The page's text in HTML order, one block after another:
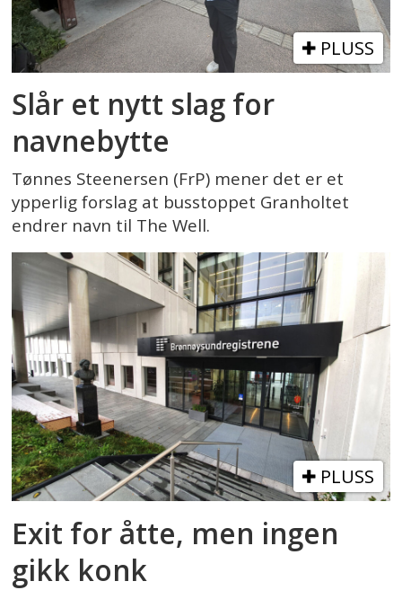
PLUSS
Slår et nytt slag for
navnebytte
Tønnes Steenersen (FrP) mener det er et
ypperlig forslag at busstoppet Granholtet
endrer navn til The Well.
PLUSS
Exit for åtte, men ingen
gikk konk